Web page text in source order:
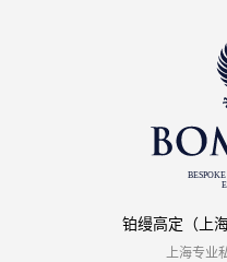
铂缦高定（上
上海专业